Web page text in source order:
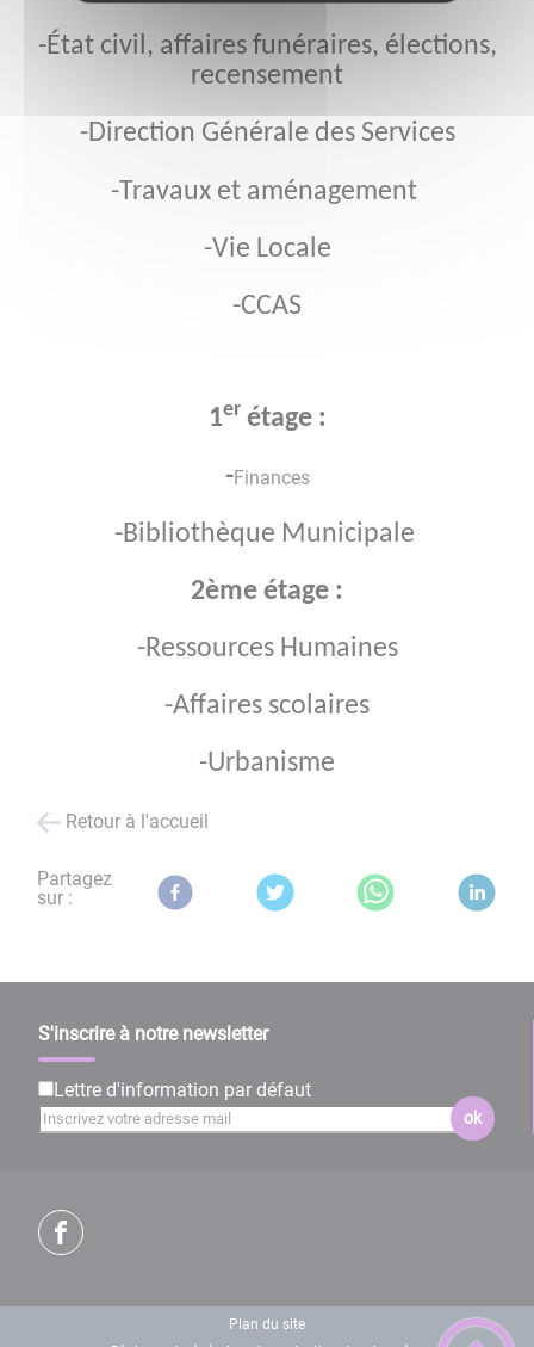
-État civil, affaires funéraires, élections,
recensement
-Direction Générale des Services
-Travaux et aménagement
-Vie Locale
-CCAS
1er étage :
-Finances
-Bibliothèque Municipale
2ème étage :
-Ressources Humaines
-Affaires scolaires
-Urbanisme
Retour à l'accueil
Partagez
sur :
S'inscrire à notre newsletter
Lettre d'information par défaut
ok
Plan du site